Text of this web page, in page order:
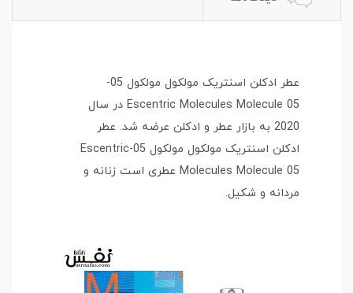
عطر ادکلن اسنتریک مولکول مولکول 05-
Escentric Molecules Molecule 05 در سال
2020 به بازار عطر و ادکلن عرضه شد. عطر
ادکلن اسنتریک مولکول مولکول 05-Escentric
Molecules Molecule 05 عطری است زنانه و
مردانه و شکیل.